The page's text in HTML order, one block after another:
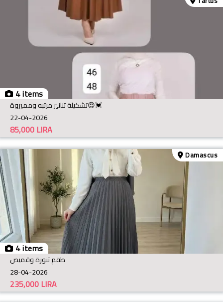
4 items
تشكيلة تنانير مرتبه ومميروة😍💓
22-04-2026
LIRA
85,000
4 items
Damascus
طقم تنورة وقميص
28-04-2026
LIRA
235,000